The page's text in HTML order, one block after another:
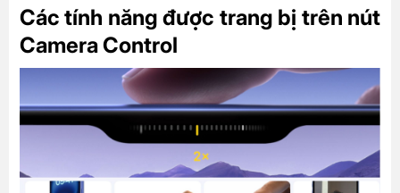
Các tính năng được trang bị trên nút
Camera Control